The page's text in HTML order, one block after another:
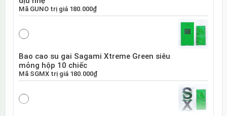
Mã GUNOtrị giá 180.000₫
Bao cao su gai Sagami Xtreme Green siêu
mỏng hộp 10 chiếc
Mã SGMXtrị giá 180.000₫